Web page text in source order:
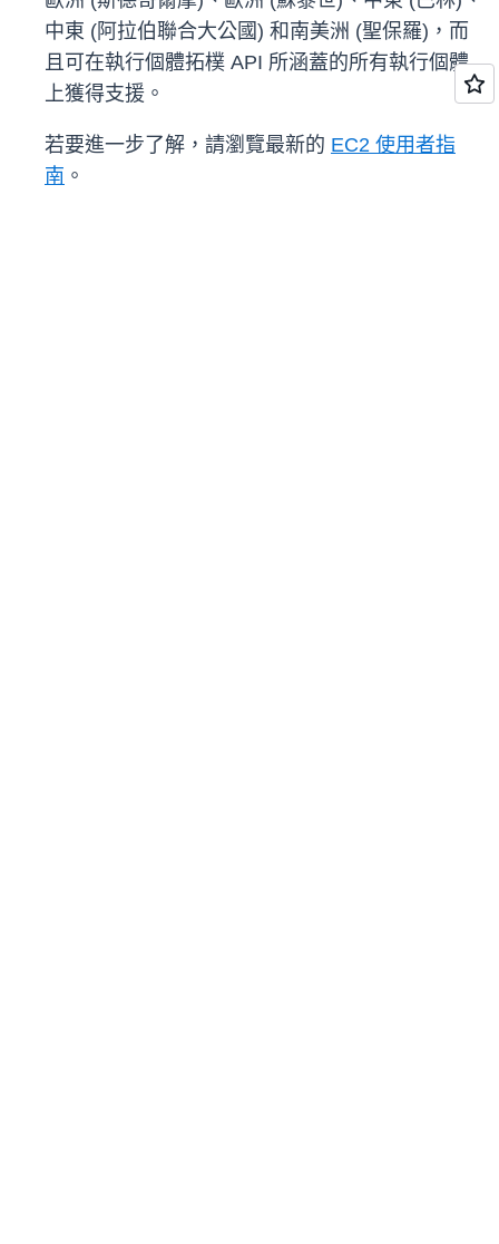
中東 (阿拉伯聯合大公國) 和南美洲 (聖保羅)，而
且可在執行個體拓樸 API 所涵蓋的所有執行個體
上獲得支援。
若要進一步了解，請瀏覽最新的 EC2 使用者指
南 。